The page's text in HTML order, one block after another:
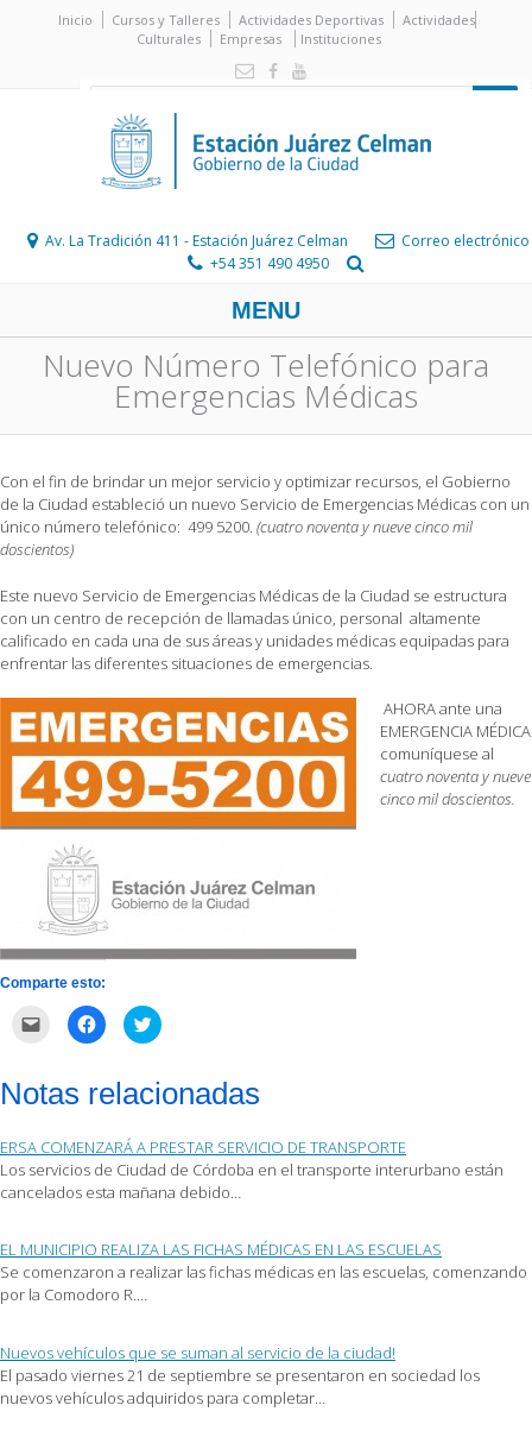
Inicio Cursos y Talleres Actividades Deportivas
Actividades
Culturales
Empresas Instituciones
Av. La Tradición 411 - Estación Juárez Celman
Correo electrónico
+54 351 490 4950
MENU
Nuevo Número Telefónico para
Emergencias Médicas
Con el fin de brindar un mejor servicio y optimizar recursos, el Gobierno
de la Ciudad estableció un nuevo Servicio de Emergencias Médicas con un
único número telefónico: 499 5200. (cuatro noventa y nueve cinco mil
doscientos)
Este nuevo Servicio de Emergencias Médicas de la Ciudad se estructura
con un centro de recepción de llamadas único, personal altamente
calificado en cada una de sus áreas y unidades médicas equipadas para
enfrentar las diferentes situaciones de emergencias.
AHORA ante una
EMERGENCIA MÉDICA
comuníquese al
cuatro noventa y nueve
cinco mil doscientos.
Comparte esto:
correo
electrónico
amigo
(Se
abre
en
Haz
clic
Facebook
(Se
una
ventana
nueva)
Haz
clic
en
Twitter
(Se
una
ventana
nueva)
Notas relacionadas
ERSA COMENZARÁ A PRESTAR SERVICIO DE TRANSPORTE
Los servicios de Ciudad de Córdoba en el transporte interurbano están
cancelados esta mañana debido…
EL MUNICIPIO REALIZA LAS FICHAS MÉDICAS EN LAS ESCUELAS
Se comenzaron a realizar las fichas médicas en las escuelas, comenzando
por la Comodoro R.…
Nuevos vehículos que se suman al servicio de la ciudad!
El pasado viernes 21 de septiembre se presentaron en sociedad los
nuevos vehículos adquiridos para completar…